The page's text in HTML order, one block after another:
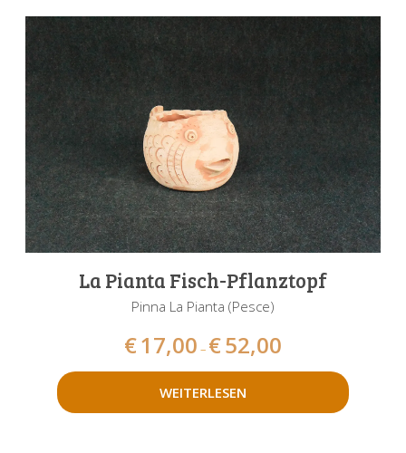
La Pianta Fisch-Pflanztopf
Pinna La Pianta (Pesce)
€17,00 – €52,00
WEITERLESEN